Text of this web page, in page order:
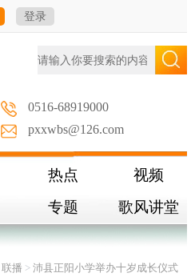
登录
0516-68919000
pxxwbs@126.com
热点
视频
专题 歌风讲堂
联播 > 沛县正阳小学举办十岁成长仪式